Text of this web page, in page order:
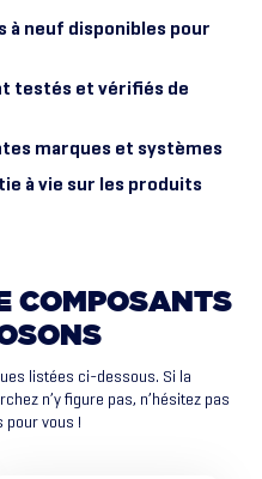
à neuf disponibles pour
testés et vérifiés de
marques et systèmes
à vie sur les produits
COMPOSANTS
listées ci-dessous. Si la
n’y figure pas, n’hésitez pas
pour vous !